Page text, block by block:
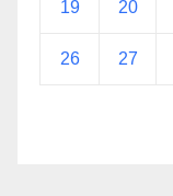
19 20
26 27